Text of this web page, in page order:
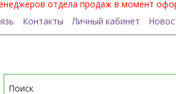
отдела продаж в момент
Контакты Личный кабинет